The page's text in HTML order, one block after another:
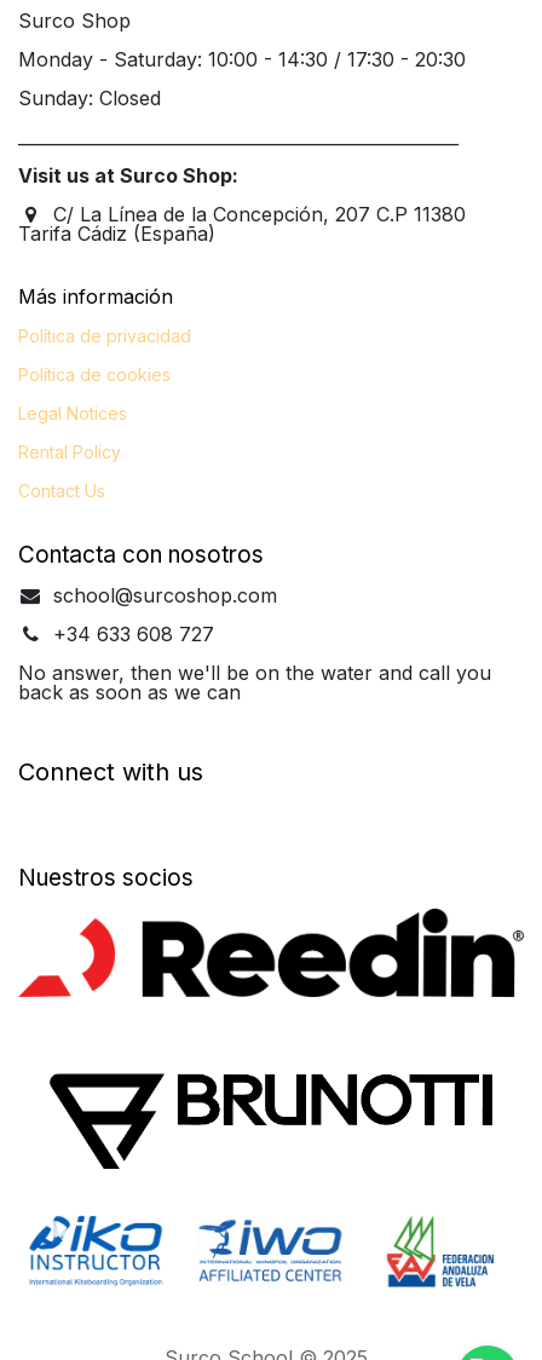
Surco Shop
Monday - Saturday: 10:00 - 14:30 / 17:30 - 20:30
Sunday: Closed
Visit us at Surco Shop:
C/ La Línea de la Concepción, 207 C.P 11380
Tarifa Cádiz (España)
Más información​
Política de privacidad
Política de cookies
Legal Notices
Rental Policy
Contact Us
Contacta con nosotros
school@surcoshop.com
+34 633 608 727
No answer, then we'll be on the water and call you
back as soon as we can
Connect with us
Nuestros socios